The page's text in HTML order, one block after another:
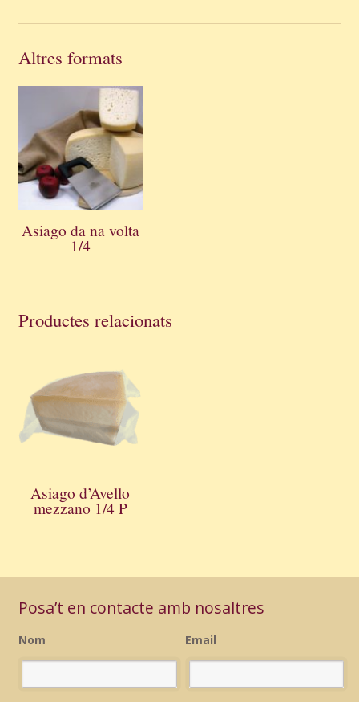
Altres formats
Asiago da na volta
1/4
Productes relacionats
Asiago d’Avello
mezzano 1/4 P
Posa’t en contacte amb nosaltres
Nom Email